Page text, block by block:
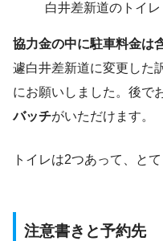
白井差新道のトイレ
協力金の中に駐車料金は
遽白井差新道に変更した
にお願いしました。後で
バッチがいただけます。
トイレは2つあって、とて
注意書き と予約先